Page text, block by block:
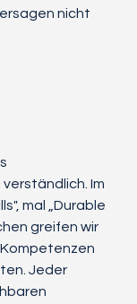
nicht
Im
mal „Durable
greifen wir
Jeder